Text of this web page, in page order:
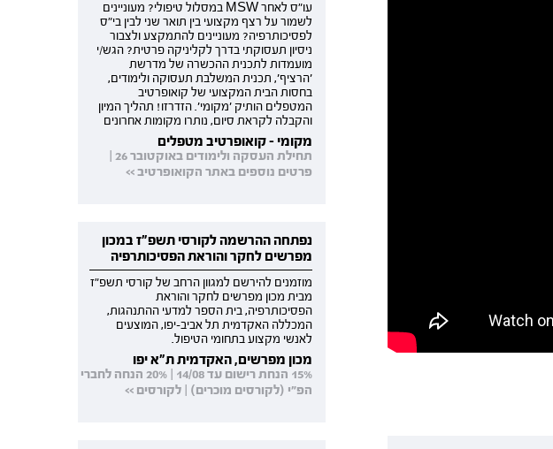
עו"ס לאחר MSW במסלול טיפולי? מעוניינים
לשמור על רצף מקצועי בין תואר שני לבין בי"ס
לפסיכותרפיה? מעוניינים להתמקצע ולצבור
ניסיון תעסוקתי בדרך לקליניקה פרטית? הגש/י
מועמדות לתכנית ההכשרה של מדרשת
'הרציף', תכנית המשלבת תעסוקה ולימודים,
בחסות הבית המקצועי של קואופרטיב
המטפלים הותיק 'מקומי'. הזדרזו! תהליך המיון
והקבלה לקראת סיום, נותרו מקומות אחרונים
מקומי - קואופרטיב מטפלים
תחילת העסקה ולימודים באוקטובר 26 |
פרטים נוספים באתר הקואופרטיב >>
נפתחה ההרשמה לקורסי תשפ"ז במכון
מפרשים לחקר והוראת הפסיכותרפיה
מוזמנים להירשם למגוון הרחב של קורסי תשפ"ז
מבית מכון מפרשים לחקר והוראת
הפסיכותרפיה, בית הספר למדעי ההתנהגות,
המכללה האקדמית תל אביב-יפו, המוצעים
לאנשי מקצוע בתחומי הטיפול.
מכון מפרשים, האקדמית ת"א יפו
15% הנחת רישום עד 14/08 | 20% הנחה לחברי
הפ"י (לקורסים מוכרים) | לקורסים >>